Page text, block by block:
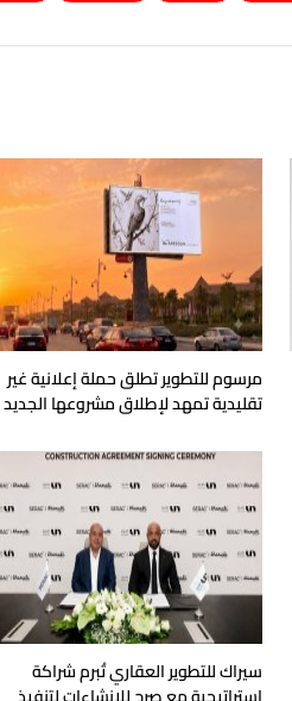
مرسوم للتطوير تطلق حملة إعلانية غير
تقليدية تمهد لإطلاق مشروعها الجديد
سيراك للتطوير العقاري تُبرم شراكة